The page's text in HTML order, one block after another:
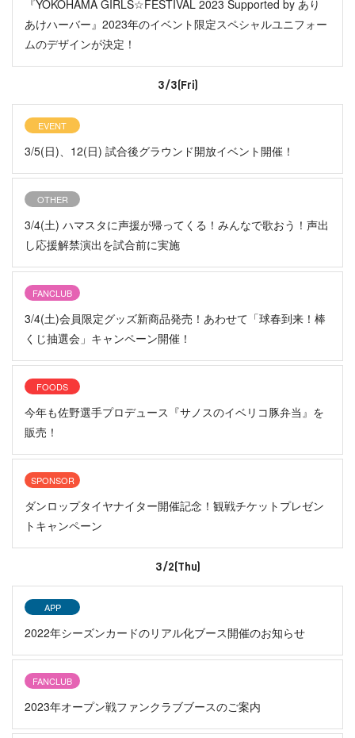
『YOKOHAMA GIRLS☆FESTIVAL 2023 Supported by あり
あけハーバー』2023年のイベント限定スペシャルユニフォー
ムのデザインが決定！
3/3(Fri)
EVENT
3/5(日)、12(日) 試合後グラウンド開放イベント開催！
OTHER
3/4(土) ハマスタに声援が帰ってくる！みんなで歌おう！声出
し応援解禁演出を試合前に実施
FANCLUB
3/4(土)会員限定グッズ新商品発売！あわせて「球春到来！棒
くじ抽選会」キャンペーン開催！
FOODS
今年も佐野選手プロデュース『サノスのイベリコ豚弁当』を
販売！
SPONSOR
ダンロップタイヤナイター開催記念！観戦チケットプレゼン
トキャンペーン
3/2(Thu)
APP
2022年シーズンカードのリアル化ブース開催のお知らせ
FANCLUB
2023年オープン戦ファンクラブブースのご案内